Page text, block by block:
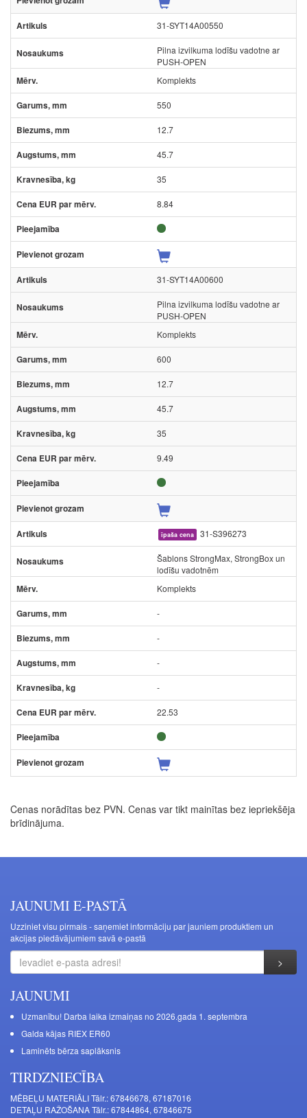
31-SYT14A00550
Pilna izvilkuma lodīšu vadotne ar
PUSH-OPEN
Komplekts
550
12.7
45.7
35
8.84
31-SYT14A00600
Pilna izvilkuma lodīšu vadotne ar
PUSH-OPEN
Komplekts
600
12.7
45.7
35
9.49
īpaša cena 31-S396273
Šablons StrongMax, StrongBox un
lodīšu vadotnēm
Komplekts
-
-
-
-
22.53
Cenas norādītas bez PVN. Cenas var tikt mainītas bez iepriekšēja
brīdinājuma.
JAUNUMI E-PASTĀ
Uzziniet visu pirmais - saņemiet informāciju par jauniem produktiem un
akcijas piedāvājumiem savā e-pastā
JAUNUMI
Uzmanību! Darba laika izmaiņas no 2026.gada 1. septembra
Galda kājas RIEX ER60
Laminēts bērza saplāksnis
TIRDZNIECĪBA
MĒBEĻU MATERIĀLI Tālr.: 67846678, 67187016
DETAĻU RAŽOŠANA Tālr.: 67844864, 67846675